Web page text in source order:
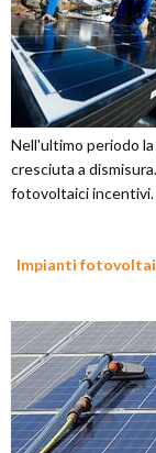
Nell'ultimo periodo
cresciuta a
fotovoltaici incentivi.
Impianti